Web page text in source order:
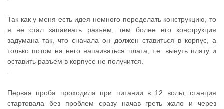
Так как у меня есть идея немного переделать конструкцию, то
я не стал запаивать разъем, тем более его конструкция
задумана так, что сначала он должен ставиться в корпус, а
только потом на него напаиваться плата, т.е. вынуть плату и
оставить разъем в корпусе не получится.
Первая проба проходила при питании в 12 вольт, станция
стартовала без проблем сразу начав греть жало и через